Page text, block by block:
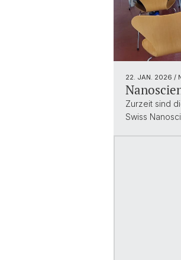
22. JAN. 2026 /
Zurzeit sind
Swiss